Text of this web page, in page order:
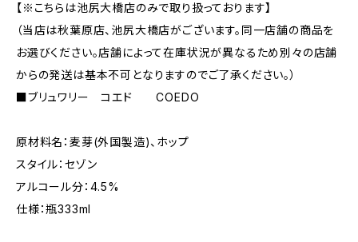
【※こちらは池尻大橋店のみで取り扱っております】
（当店は秋葉原店、池尻大橋店がございます。同一店舗の商品を
お選びください。店舗によって在庫状況が異なるため別々の店舗
からの発送は基本不可となりますのでご了承ください。）
■ブリュワリー コエド COEDO
原材料名：麦芽(外国製造)、ホップ
スタイル：セゾン
アルコール分：4.5%
仕様：瓶333ml